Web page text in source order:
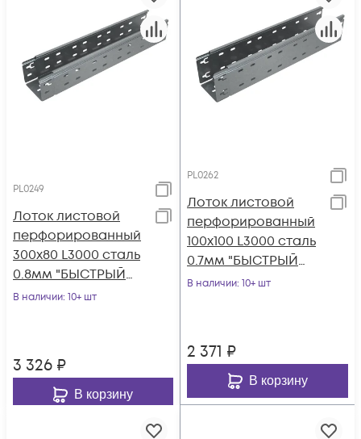
PL0249
Лоток листовой
перфорированный
300х80 L3000 сталь
0.8мм "БЫСТРЫЙ
МОНТАЖ ПЛЮС"
В наличии: 10+ шт
3 326 ₽
В корзину
PL0262
Лоток листовой
перфорированный
100х100 L3000 сталь
0.7мм "БЫСТРЫЙ
МОНТАЖ ПЛЮС"
В наличии: 10+ шт
2 371 ₽
В корзину